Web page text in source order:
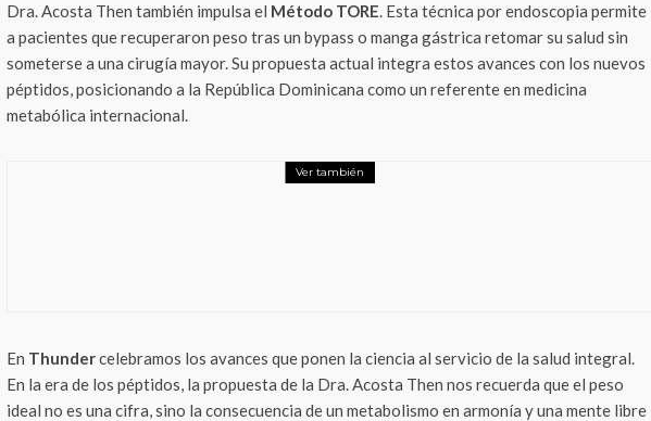
Dra. Acosta Then también impulsa el Método TORE. Esta técnica por endoscopia permite
a pacientes que recuperaron peso tras un bypass o manga gástrica retomar su salud sin
someterse a una cirugía mayor. Su propuesta actual integra estos avances con los nuevos
péptidos, posicionando a la República Dominicana como un referente en medicina
metabólica internacional.
Ver también
En Thundercelebramos los avances que ponen la ciencia al servicio de la salud integral.
En la era de los péptidos, la propuesta de la Dra. Acosta Then nos recuerda que el peso
ideal no es una cifra, sino la consecuencia de un metabolismo en armonía y una mente libre